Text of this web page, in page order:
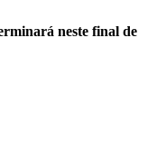
neste final de